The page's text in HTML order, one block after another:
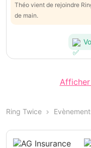
Théo vient de rejoindre
de main.
Ring Twice